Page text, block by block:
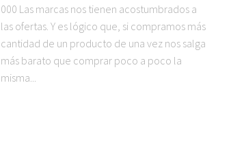
000 Las marcas nos tienen acostumbrados a
las ofertas. Y es lógico que, si compramos más
cantidad de un producto de una vez nos salga
más barato que comprar poco a poco la
misma...